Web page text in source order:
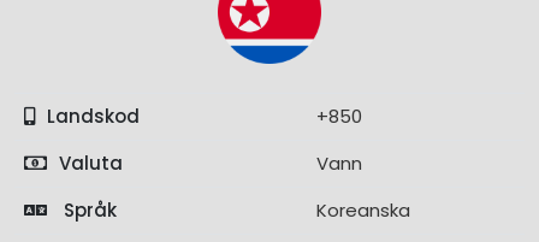
Landskod
+850
Valuta
Vann
Språk
Koreanska